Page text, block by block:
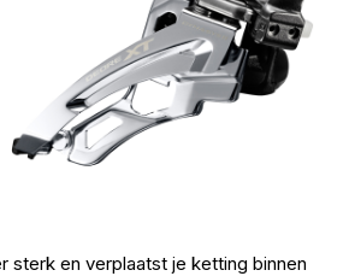
sterk en verplaatst je ketting binnen